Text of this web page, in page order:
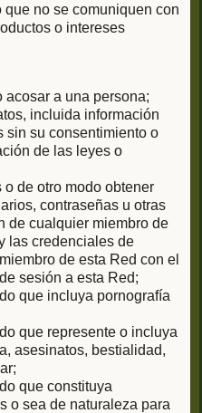
no se comuniquen con
o intereses
a una persona;
incluida información
sin su consentimiento o
de las leyes o
de otro modo obtener
contraseñas u otras
de cualquier miembro de
las credenciales de
de esta Red con el
sesión a esta Red;
que incluya pornografía
que represente o incluya
asesinatos, bestialidad,
que constituya
o sea de naturaleza para